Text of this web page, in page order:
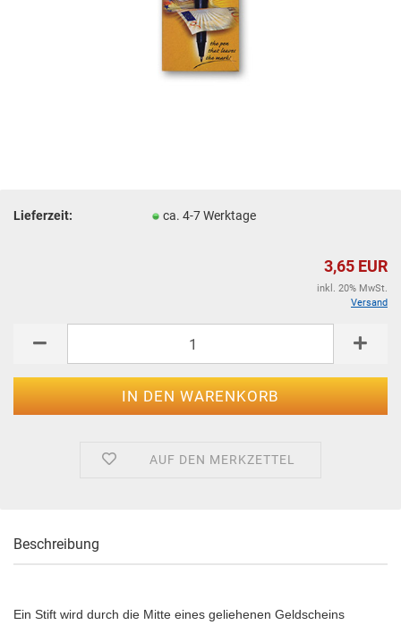
Lieferzeit: ca. 4-7 Werktage
3,65 EUR
inkl. 20% MwSt.
Versand
AUF DEN MERKZETTEL
Beschreibung
Ein Stift wird durch die Mitte eines geliehenen Geldscheins